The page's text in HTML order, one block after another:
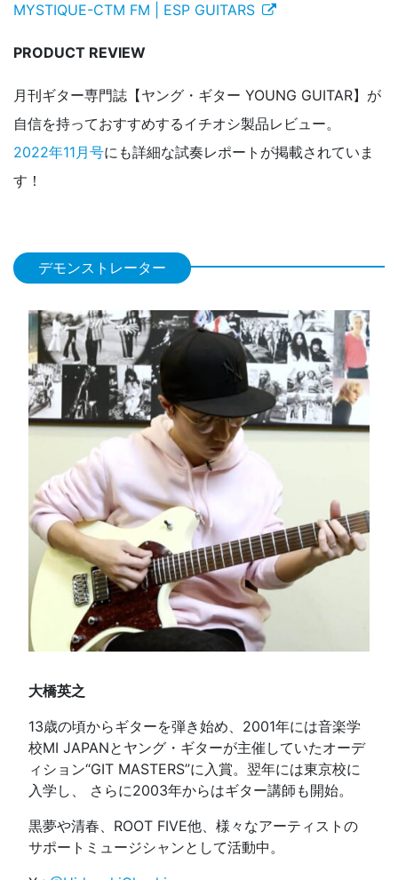
MYSTIQUE-CTM FM | ESP GUITARS
PRODUCT REVIEW
月刊ギター専門誌【ヤング・ギター YOUNG GUITAR】が
自信を持っておすすめするイチオシ製品レビュー。
2022年11月号にも詳細な試奏レポートが掲載されていま
す！
デモンストレーター
大橋英之
13歳の頃からギターを弾き始め、2001年には音楽学
校MI JAPANとヤング・ギターが主催していたオーデ
ィション“GIT MASTERS”に入賞。翌年には東京校に
入学し、 さらに2003年からはギター講師も開始。
黒夢や清春、ROOT FIVE他、様々なアーティストの
サポートミュージシャンとして活動中。